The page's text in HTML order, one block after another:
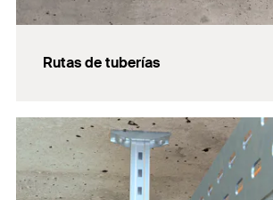
Rutas de tuberías